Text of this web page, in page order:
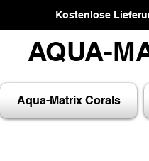
Kostenlose
AQUA-
AQUA-
Aqua-Matrix Corals